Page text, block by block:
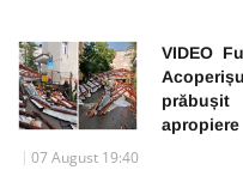
VIDEO
apropiere
07 August 19:40